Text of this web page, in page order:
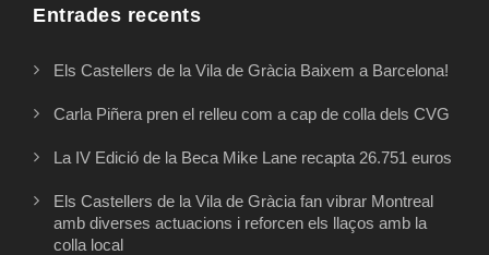
Entrades recents
Els Castellers de la Vila de Gràcia Baixem a Barcelona!
Carla Piñera pren el relleu com a cap de colla dels CVG
La IV Edició de la Beca Mike Lane recapta 26.751 euros
Els Castellers de la Vila de Gràcia fan vibrar Montreal
amb diverses actuacions i reforcen els llaços amb la
colla local